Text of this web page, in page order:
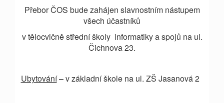
Přebor ČOS bude zahájen slavnostním nástupem
všech účastníků
v tělocvičně střední školy informatiky a spojů na ul.
Čichnova 23.
Ubytování– v základní škole na ul. ZŠ Jasanová 2